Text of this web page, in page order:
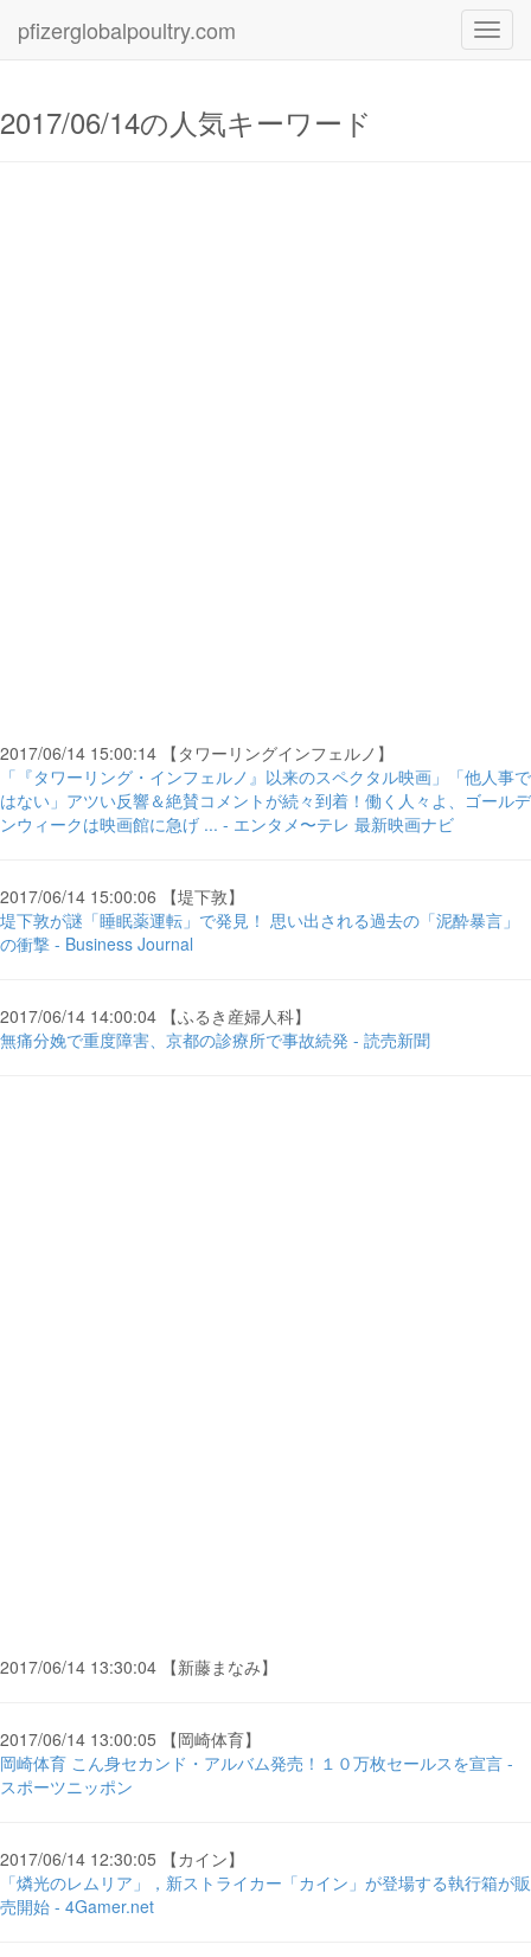
pfizerglobalpoultry.com
2017/06/14の人気キーワード
2017/06/14 15:00:14 【タワーリングインフェルノ】
「『タワーリング・インフェルノ』以来のスペクタル映画」「他人事で
はない」アツい反響＆絶賛コメントが続々到着！働く人々よ、ゴールデ
ンウィークは映画館に急げ ... - エンタメ〜テレ 最新映画ナビ
2017/06/14 15:00:06 【堤下敦】
堤下敦が謎「睡眠薬運転」で発見！ 思い出される過去の「泥酔暴言」
の衝撃 - Business Journal
2017/06/14 14:00:04 【ふるき産婦人科】
無痛分娩で重度障害、京都の診療所で事故続発 - 読売新聞
2017/06/14 13:30:04 【新藤まなみ】
2017/06/14 13:00:05 【岡崎体育】
岡崎体育 こん身セカンド・アルバム発売！１０万枚セールスを宣言 -
スポーツニッポン
2017/06/14 12:30:05 【カイン】
「燐光のレムリア」，新ストライカー「カイン」が登場する執行箱が販
売開始 - 4Gamer.net